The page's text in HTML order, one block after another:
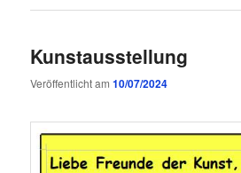
Kunstausstellung
Veröffentlicht am10/07/2024